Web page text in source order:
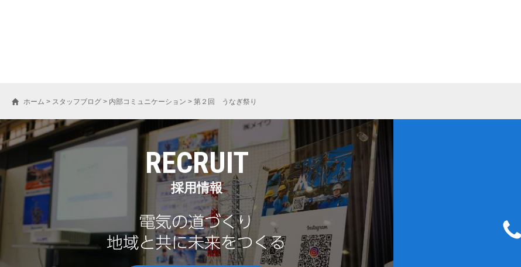
ホーム > スタッフブログ > 内部コミュニケーション > 第２回 うなぎ祭り
RECRUIT
採用情報